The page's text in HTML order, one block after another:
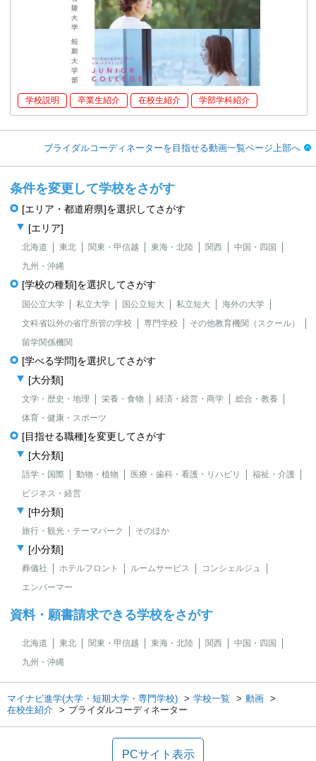
学校説明 卒業生紹介 在校生紹介 学部学科紹介
ブライダルコーディネーターを目指せる動画一覧ページ上部へ
条件を変更して学校をさがす
[エリア・都道府県]を選択してさがす
[エリア]
北海道 東北 関東・甲信越 東海・北陸 関西
中国・四国
九州・沖縄
[学校の種類]を選択してさがす
国公立大学 私立大学 国公立短大 私立短大
海外の大学
文科省以外の省庁所管の学校
専門学校
その他教育機関（スクール）
留学関係機関
[学べる学問]を選択してさがす
[大分類]
文学・歴史・地理 栄養・食物 経済・経営・商学
総合・教養
体育・健康・スポーツ
[目指せる職種]を変更してさがす
[大分類]
語学・国際 動物・植物 医療・歯科・看護・リハビリ
福祉・介護
ビジネス・経営
[中分類]
旅行・観光・テーマパーク そのほか
[小分類]
葬儀社 ホテルフロント ルームサービス
コンシェルジュ
エンバーマー
資料・願書請求できる学校をさがす
北海道 東北 関東・甲信越 東海・北陸 関西
中国・四国
九州・沖縄
マイナビ進学(大学・短期大学・専門学校) 学校一覧
動画
在校生紹介
ブライダルコーディネーター
PCサイト表示